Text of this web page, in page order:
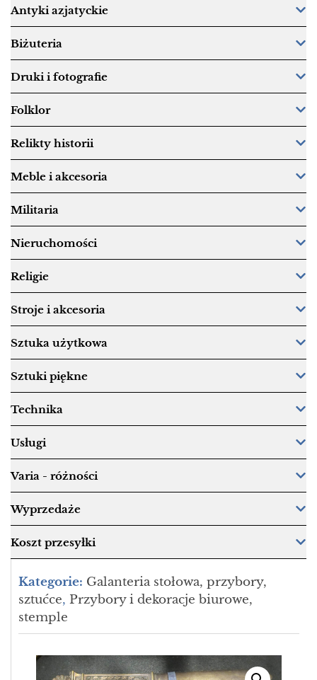
Antyki azjatyckie
Biżuteria
Druki i fotografie
Folklor
Relikty historii
Meble i akcesoria
Militaria
Nieruchomości
Religie
Stroje i akcesoria
Sztuka użytkowa
Sztuki piękne
Technika
Usługi
Varia - różności
Wyprzedaże
Koszt przesyłki
Kategorie: Galanteria stołowa, przybory,
sztućce, Przybory i dekoracje biurowe,
stemple